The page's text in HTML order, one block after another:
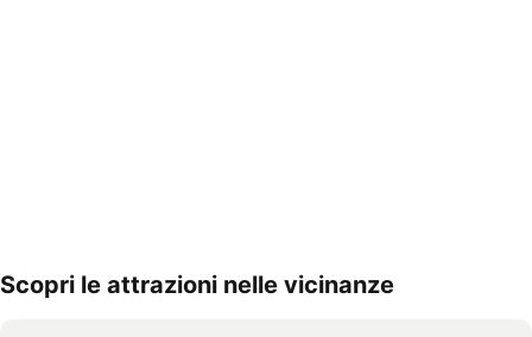
Espandi mappa
Scopri le attrazioni nelle vicinanze